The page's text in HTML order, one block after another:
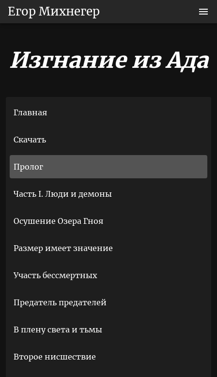
Егор Михнегер
Изгнание из Ада
Главная
Скачать
Пролог
Часть I. Люди и демоны
Осушение Озера Гноя
Размер имеет значение
Участь бессмертных
Предатель предателей
В плену света и тьмы
Второе нисшествие